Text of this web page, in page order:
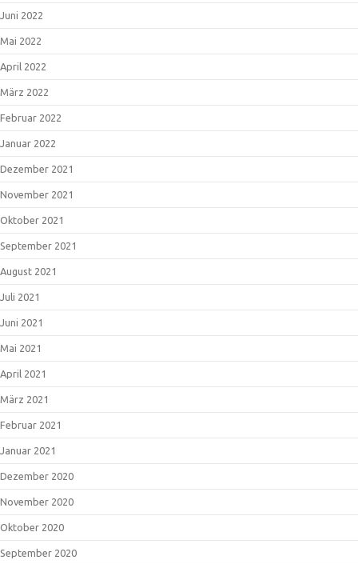
Juni 2022
Mai 2022
April 2022
März 2022
Februar 2022
Januar 2022
Dezember 2021
November 2021
Oktober 2021
September 2021
August 2021
Juli 2021
Juni 2021
Mai 2021
April 2021
März 2021
Februar 2021
Januar 2021
Dezember 2020
November 2020
Oktober 2020
September 2020